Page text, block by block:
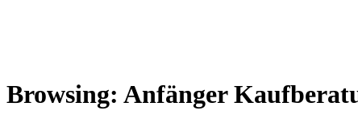
Browsing: Anfänger